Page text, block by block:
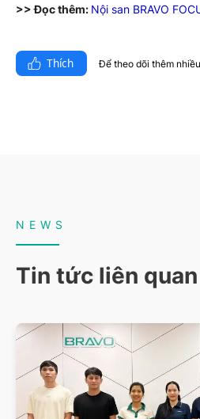
>> Đọc thêm: Nội san BRAVO
Thích Để theo dõi thêm
NEWS
Tin tức liên quan